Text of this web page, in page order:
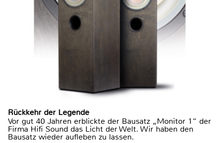
Rückkehr der Legende
Vor gut 40 Jahren erblickte der Bausatz „Monitor 1“ der
Firma Hifi Sound das Licht der Welt. Wir haben den
Bausatz wieder aufleben zu lassen.